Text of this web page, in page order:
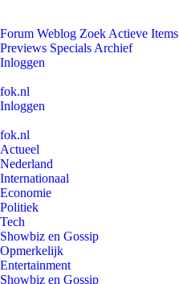
Forum Weblog Zoek Actieve Items
Previews Specials Archief
Inloggen
fok.nl
Inloggen
fok.nl
Actueel
Nederland
Internationaal
Economie
Politiek
Tech
Showbiz en Gossip
Opmerkelijk
Entertainment
Showbiz en Gossip